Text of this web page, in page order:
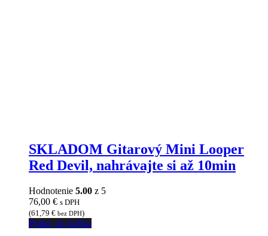
SKLADOM Gitarový Mini Looper
Red Devil, nahrávajte si až 10min
Hodnotenie 5.00 z 5
76,00 € s DPH
(61,79 € bez DPH)
Pridať do košíka